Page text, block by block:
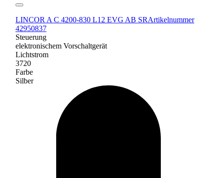
LINCOR A C 4200-830 L12 EVG AB SRArtikelnummer
42950837
Steuerung
elektronischem Vorschaltgerät
Lichtstrom
3720
Farbe
Silber